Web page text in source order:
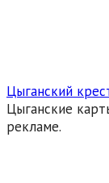
Цыганский
Цыганские
рекламе.